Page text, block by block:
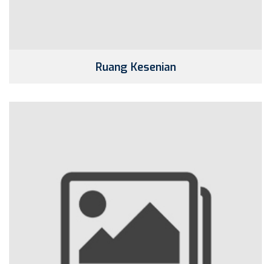
Ruang Kesenian